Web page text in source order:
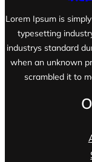
Lorem Ipsum is
typesetting
industrys standard
when an unknown
scrambled it to